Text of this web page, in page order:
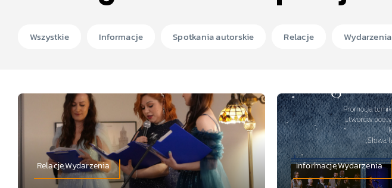
Wszystkie Informacje Spotkania autorskie Relacje Wydarzenia
Relacje,Wydarzenia Informacje,Wydarzenia